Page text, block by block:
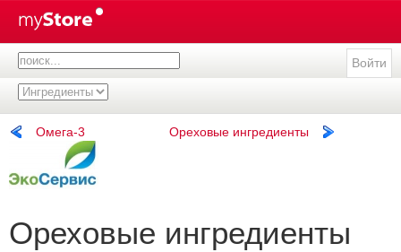
Войти
Омега-3 Ореховые ингредиенты
Ореховые ингредиенты